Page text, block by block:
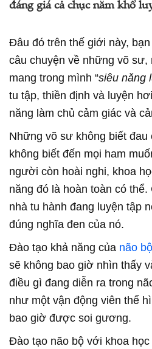
đáng giá cả chục năm khổ
Đâu đó trên thế giới này,
câu chuyện về những võ sư,
mang trong mình “siêu năng
tu tập, thiền định và luyện
năng làm chủ cảm giác và
Những võ sư không biết
không biết đến mọi ham
người còn hoài nghi, khoa
năng đó là hoàn toàn có
nhà tu hành đang luyện tập
đúng nghĩa đen của nó.
Đào tạo khả năng của não bộ
sẽ không bao giờ nhìn thấy
điều gì đang diễn ra trong
như một vận động viên thể
bao giờ được soi gương.
Đào tạo não bộ với khoa